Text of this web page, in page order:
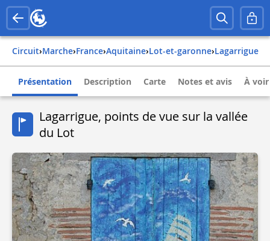
Circuit› Marche› france› aquitaine› lot-et-garonne› lagarrigue
Présentation Description Carte Notes et avis À
Lagarrigue, points de vue sur la vallée
du Lot